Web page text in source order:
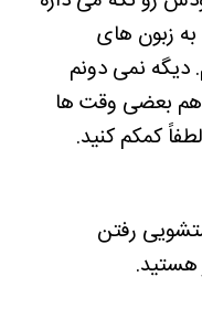
زبون های
نمی دونم
هم بعضی وقت ها
کمکم کنید.
رفتن
هستید.